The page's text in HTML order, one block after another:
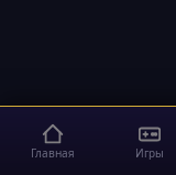
Главная Игры